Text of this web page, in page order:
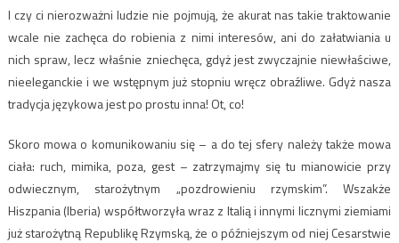
I czy ci nierozważni ludzie nie pojmują, że akurat nas takie traktowanie
wcale nie zachęca do robienia z nimi interesów, ani do załatwiania u
nich spraw, lecz właśnie zniechęca, gdyż jest zwyczajnie niewłaściwe,
nieeleganckie i we wstępnym już stopniu wręcz obraźliwe. Gdyż nasza
tradycja językowa jest po prostu inna! Ot, co!
Skoro mowa o komunikowaniu się – a do tej sfery należy także mowa
ciała: ruch, mimika, poza, gest – zatrzymajmy się tu mianowicie przy
odwiecznym, starożytnym „pozdrowieniu rzymskim”. Wszakże
Hiszpania (Iberia) współtworzyła wraz z Italią i innymi licznymi ziemiami
już starożytną Republikę Rzymską, że o późniejszym od niej Cesarstwie